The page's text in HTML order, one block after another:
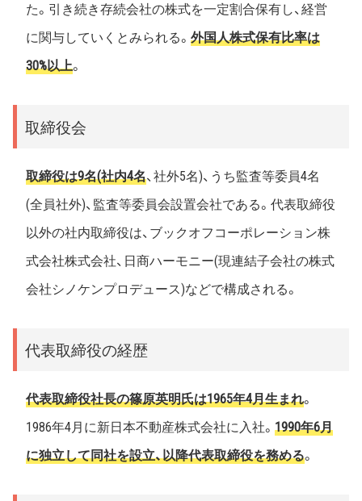
た。引き続き存続会社の株式を一定割合保有し、経営
に関与していくとみられる。 外国人株式保有比率は
30%以上。
取締役会
取締役は9名(社内4名、社外5名)、うち監査等委員4名
(全員社外)、監査等委員会設置会社である。代表取締役
以外の社内取締役は、ブックオフコーポレーション株
式会社株式会社、日商ハーモニー(現連結子会社の株式
会社シノケンプロデュース)などで構成される。
代表取締役の経歴
代表取締役社長の篠原英明氏は1965年4月生まれ。
1986年4月に新日本不動産株式会社に入社。 1990年6月
に独立して同社を設立、以降代表取締役を務める。